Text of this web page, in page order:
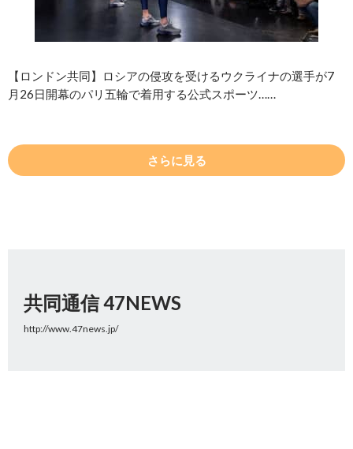
【ロンドン共同】ロシアの侵攻を受けるウクライナの選手が7
月26日開幕のパリ五輪で着用する公式スポーツ……
さらに見る
共同通信 47NEWS
http://www.47news.jp/